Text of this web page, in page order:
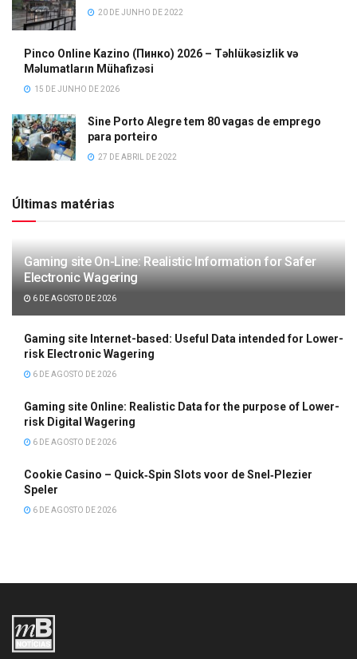
20 DE JUNHO DE 2022
Pinco Online Kazino (Пинко) 2026 – Təhlükəsizlik və
Məlumatların Mühafizəsi
15 DE JUNHO DE 2026
Sine Porto Alegre tem 80 vagas de emprego
para porteiro
27 DE ABRIL DE 2022
Últimas matérias
Gaming site On-Line: Realistic Information for Safer
Electronic Wagering
6 DE AGOSTO DE 2026
Gaming site Internet-based: Useful Data intended for Lower-
risk Electronic Wagering
6 DE AGOSTO DE 2026
Gaming site Online: Realistic Data for the purpose of Lower-
risk Digital Wagering
6 DE AGOSTO DE 2026
Cookie Casino – Quick‑Spin Slots voor de Snel‑Plezier
Speler
6 DE AGOSTO DE 2026